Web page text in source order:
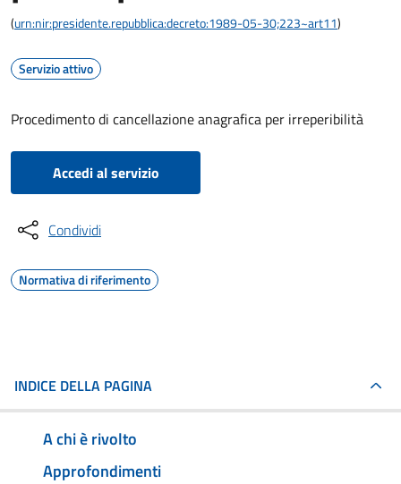
(urn:nir:presidente.repubblica:decreto:1989-05-30;223~art11)
Servizio attivo
Procedimento di cancellazione anagrafica per irreperibilità
Accedi al servizio
Condividi
Normativa di riferimento
INDICE DELLA PAGINA
A chi è rivolto
Approfondimenti